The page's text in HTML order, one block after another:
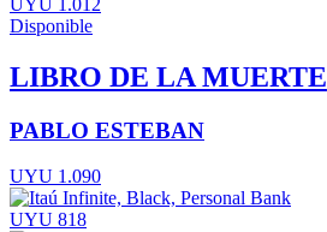
Disponible
LIBRO DE LA MUERTE
PABLO ESTEBAN
UYU 1.090
UYU 818